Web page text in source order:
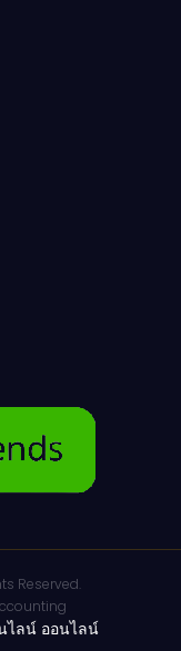
Reserved.
ไลน์ ออนไลน์